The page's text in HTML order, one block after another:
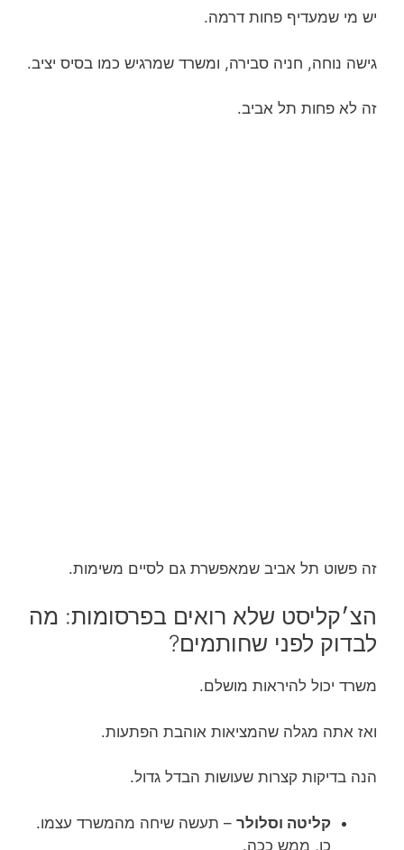
יש מי שמעדיף פחות דרמה.
גישה נוחה, חניה סבירה, ומשרד שמרגיש כמו בסיס יציב.
זה לא פחות תל אביב.
זה פשוט תל אביב שמאפשרת גם לסיים משימות.
הצ׳קליסט שלא רואים בפרסומות: מה
לבדוק לפני שחותמים?
משרד יכול להיראות מושלם.
ואז אתה מגלה שהמציאות אוהבת הפתעות.
הנה בדיקות קצרות שעושות הבדל גדול.
קליטה וסלולר – תעשה שיחה מהמשרד עצמו.
כן, ממש ככה.